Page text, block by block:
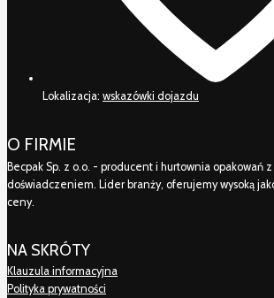
Lokalizacja: wskazówki dojazdu
O FIRMIE
Becpak Sp. z o.o. - producent i hurtownia opakowań
doświadczeniem. Lider branży, oferujemy wysoką
ceny.
NA SKRÓTY
Klauzula informacyjna
Polityka prywatności